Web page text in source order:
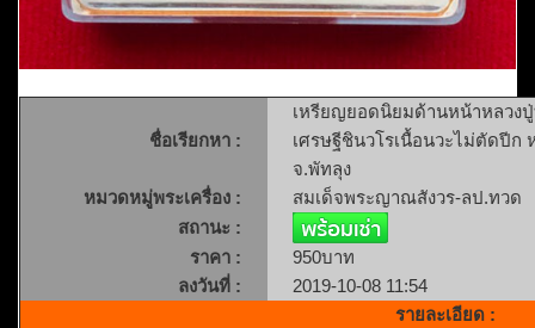
ชื่อเรียกหา :
เหรียญยอดนิยมด้านหน้าหลวง
เศรษฐีชินวโรเนื้อนวะไม่ตัดปีก
จ.พัทลุง
หมวดหมู่พระเครื่อง :
สมเด็จพระญาณสังวร-ลป.ทวด
สถานะ :
ราคา :
950บาท
ลงวันที่ :
2019-10-08 11:54
รายละเอียด :